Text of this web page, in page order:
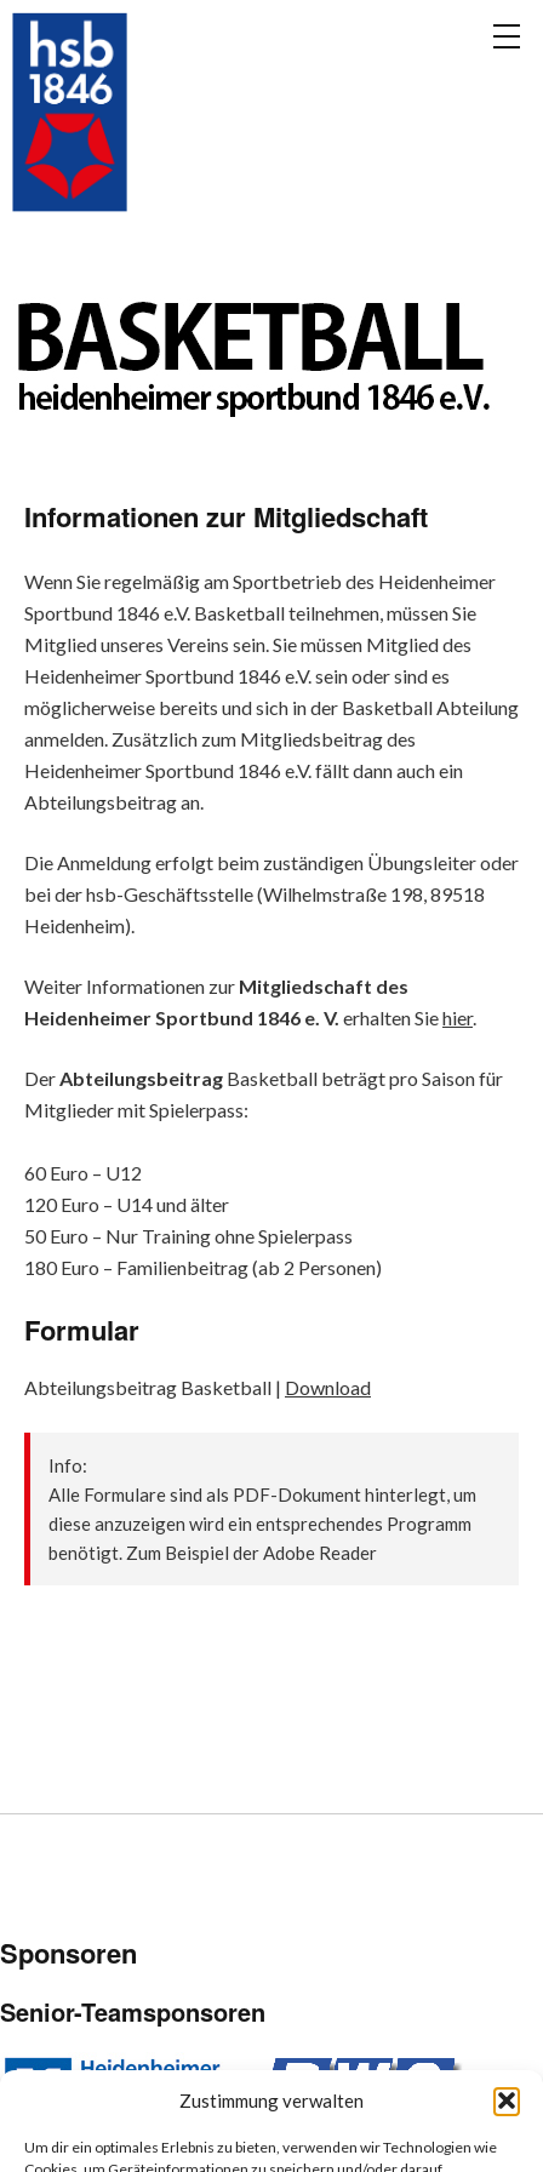
Zustimmung verwalten
Um dir ein optimales Erlebnis zu bieten, verwenden wir Technologien wie
Informationen zur Mitgliedschaft
Wenn Sie regelmäßig am Sportbetrieb des Heidenheimer
Sportbund 1846 e.V. Basketball teilnehmen, müssen Sie
Mitglied unseres Vereins sein. Sie müssen Mitglied des
Heidenheimer Sportbund 1846 e.V. sein oder sind es
möglicherweise bereits und sich in der Basketball Abteilung
anmelden. Zusätzlich zum Mitgliedsbeitrag des
Heidenheimer Sportbund 1846 e.V. fällt dann auch ein
Abteilungsbeitrag an.
Die Anmeldung erfolgt beim zuständigen Übungsleiter oder
bei der hsb-Geschäftsstelle (Wilhelmstraße 198, 89518
Heidenheim).
Weiter Informationen zur Mitgliedschaft des
Heidenheimer Sportbund 1846 e. V. erhalten Siehier.
DerAbteilungsbeitrag Basketball beträgt pro Saison für
Mitglieder mit Spielerpass:
60 Euro – U12
120 Euro – U14 und älter
50 Euro – Nur Training ohne Spielerpass
180 Euro – Familienbeitrag (ab 2 Personen)
Formular
Abteilungsbeitrag Basketball | Download
Info:
Alle Formulare sind als PDF-Dokument hinterlegt, um
diese anzuzeigen wird ein entsprechendes Programm
benötigt. Zum Beispiel der Adobe Reader
Sponsoren
Senior-Teamsponsoren